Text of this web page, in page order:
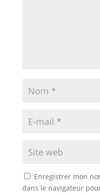
Enregistrer mon
dans le navigateur